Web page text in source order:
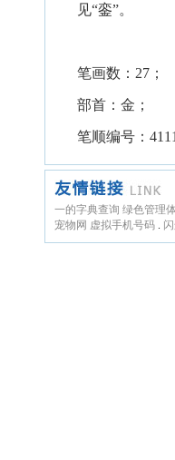
见“銮”。
笔画数：27；
部首：金；
笔顺编号：
一的字典查询 绿色管理
宠物网 虚拟手机号码 .